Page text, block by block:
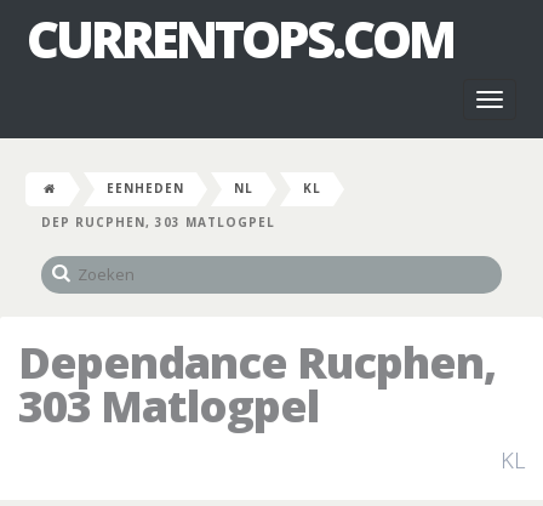
CURRENTOPS.COM
EENHEDEN NL
KL
DEP RUCPHEN, 303 MATLOGPEL
Dependance Rucphen,
303 Matlogpel
KL